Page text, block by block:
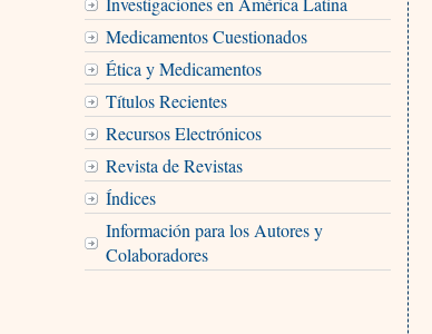
Medicamentos Cuestionados
Ética y Medicamentos
Títulos Recientes
Recursos Electrónicos
Revista de Revistas
Índices
Información para los Autores y
Colaboradores